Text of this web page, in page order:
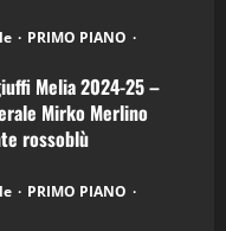
PRIMO PIANO
Melia 2024-25 –
Mirko Merlino
rossoblù
PRIMO PIANO
Podcast: 27^ Puntata
2026)
Podcast: 26^ Puntata
2026)